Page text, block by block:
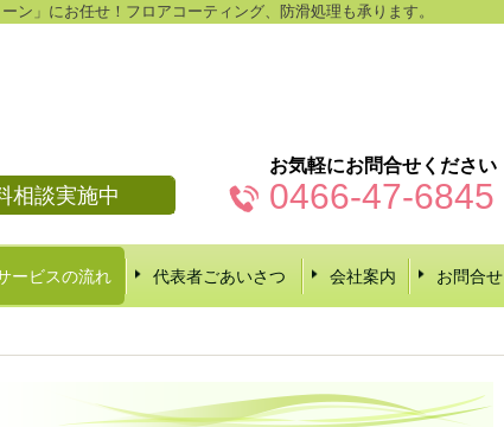
」にお任せ！フロアコーティング、防滑処理も承ります。
相談実施中
お気軽にお問合せください
0466-47-6845
ービスの流れ 代表者ごあいさつ 会社案内 お問合せ